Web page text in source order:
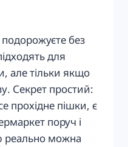
без
для
але тільки якщо
Секрет простий:
прохідне пішки, є
поруч і
реально можна